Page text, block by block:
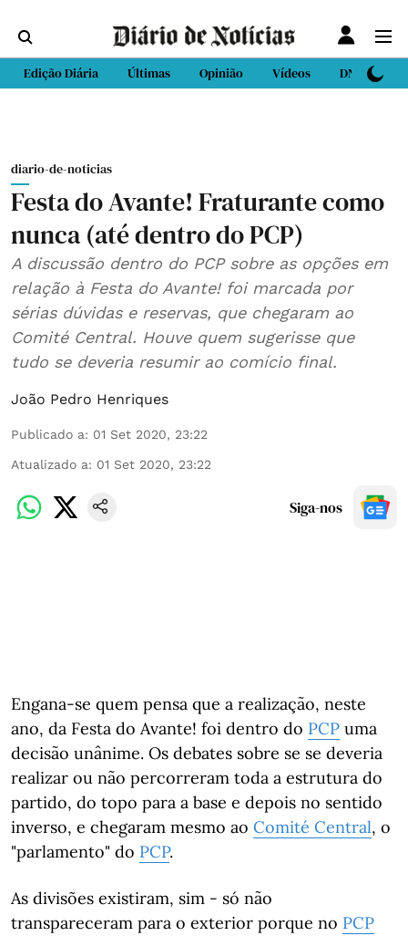
Edição Diária Últimas Opinião Vídeos DN Sport
diario-de-noticias
Festa do Avante! Fraturante como
nunca (até dentro do PCP)
A discussão dentro do PCP sobre as opções em
relação à Festa do Avante! foi marcada por
sérias dúvidas e reservas, que chegaram ao
Comité Central. Houve quem sugerisse que
tudo se deveria resumir ao comício final.
João Pedro Henriques
Publicado a: 01 Set 2020, 23:22
Atualizado a: 01 Set 2020, 23:22
Siga-nos
Engana-se quem pensa que a realização, neste
ano, da Festa do Avante! foi dentro do PCP uma
decisão unânime. Os debates sobre se se deveria
realizar ou não percorreram toda a estrutura do
partido, do topo para a base e depois no sentido
inverso, e chegaram mesmo ao Comité Central, o
"parlamento" do PCP.
As divisões existiram, sim - só não
transpareceram para o exterior porque no PCP